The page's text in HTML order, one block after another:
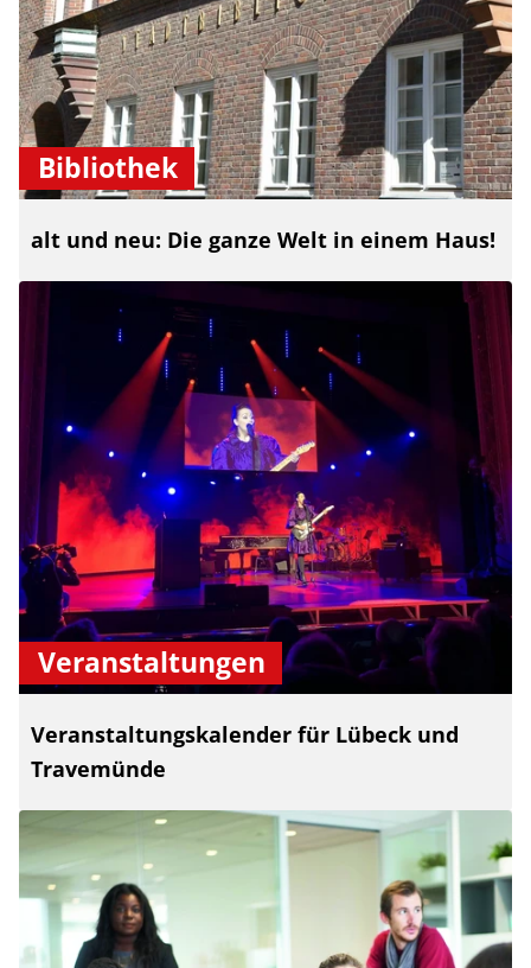
Bibliothek
alt und neu: Die ganze Welt in einem Haus!
Veranstaltungen
Veranstaltungskalender für Lübeck und
Travemünde